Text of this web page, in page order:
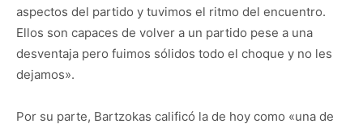
aspectos del partido y tuvimos el ritmo del encuentro.
Ellos son capaces de volver a un partido pese a una
desventaja pero fuimos sólidos todo el choque y no les
dejamos».
Por su parte, Bartzokas calificó la de hoy como «una de